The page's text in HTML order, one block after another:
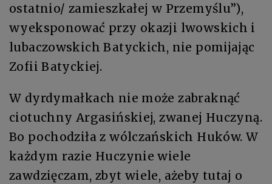
ostatnio/ zamieszkałej w Przemyślu”),
wyeksponować przy okazji lwowskich i
lubaczowskich Batyckich, nie pomijając
Zofii Batyckiej.
W dyrdymałkach nie może zabraknąć
ciotuchny Argasińskiej, zwanej Huczyną.
Bo pochodziła z wólczańskich Huków. W
każdym razie Huczynie wiele
zawdzięczam, zbyt wiele, ażeby tutaj o